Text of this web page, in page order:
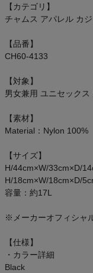
インフィット INFIT
サックス SAXX
オン On
スポーツマリオTOP
ベースボールマリオ（
お気に入り
クーポン一覧
【カテゴリ】
チャムス アパレル カ
【品番】
CH60-4133
【対象】
男女兼用 ユニセック
【素材】
Material：Nylon 100%
【サイズ】
H/44cm×W/33cm×D/
H/18cm×W/18cm×D/
容量：約17L
※メーカーオフィシャ
【仕様】
・カラー詳細
Black